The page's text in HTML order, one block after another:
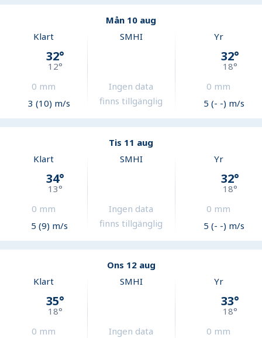
Mån 10 aug
Klart
32°
12°
0 mm
3 (10) m/s
SMHI
Ingen data
finns tillgänglig
Yr
32°
18°
0 mm
5 (- -) m/s
Tis 11 aug
Klart
34°
13°
0 mm
5 (9) m/s
SMHI
Ingen data
finns tillgänglig
Yr
32°
18°
0 mm
5 (- -) m/s
Ons 12 aug
Klart
35°
18°
0 mm
SMHI
Ingen data
Yr
33°
18°
0 mm